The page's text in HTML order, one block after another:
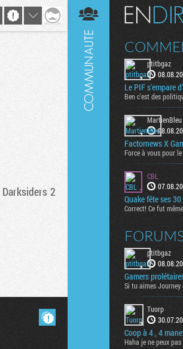
Darksiders 2
Digest
ptitbgaz
Le PIF s'empare
Ben c'est des
MartienBleu
Factornews X
Force à vous pour
CBL
Quake fête ses
Correct! Ce fut
ptitbgaz
Gamers
Si tu aimes
Tuorp
Coop à 4 , 4
Haha je ne peux